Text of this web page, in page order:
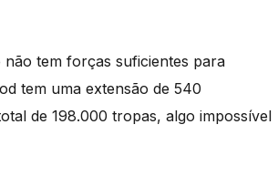
tem forças suficientes para
tem uma extensão de 540
de 198.000 tropas, algo impossível